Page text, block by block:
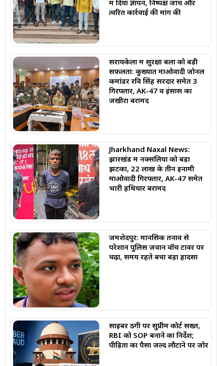
में दिया ज्ञापन, निष्पक्ष जांच और
त्वरित कार्रवाई की मांग की
सरायकेला में सुरक्षा बलों को बड़ी
सफलता: कुख्यात माओवादी जोनल
कमांडर रवि सिंह सरदार समेत 3
गिरफ्तार, AK-47 व इंसास का
जखीरा बरामद
Jharkhand Naxal News:
झारखंड में नक्सलियों को बड़ा
झटका, 22 लाख के तीन इनामी
माओवादी गिरफ्तार, AK-47 समेत
भारी हथियार बरामद
जमशेदपुर: मानसिक तनाव से
परेशान पुलिस जवान वॉच टावर पर
चढ़ा, समय रहते बचा बड़ा हादसा
साइबर ठगी पर सुप्रीम कोर्ट सख्त,
RBI को SOP बनाने का निर्देश;
पीड़ितों का पैसा जल्द लौटाने पर जोर